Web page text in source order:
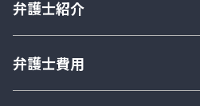
弁護士紹介
弁護士費用